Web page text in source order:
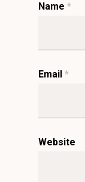
Name *
Email *
Website